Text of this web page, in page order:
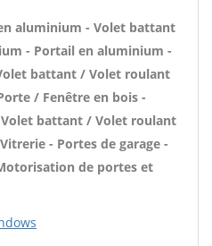
aluminium - Volet battant
- Portail en aluminium -
battant / Volet roulant
/ Fenêtre en bois -
battant / Volet roulant
- Portes de garage -
de portes et